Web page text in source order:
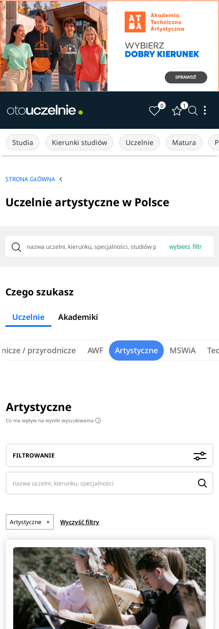
0 1
Studia Kierunki studiów Uczelnie Matura
STRONA GŁÓWNA
Uczelnie artystyczne w Polsce
wybierz filtr
Czego szukasz
Uczelnie Akademiki
/ przyrodnicze AWF Artystyczne MSWiA
Artystyczne
Co ma wpływ na wyniki wyszukiwania i
FILTROWANIE
Artystyczne × Wyczyść filtry